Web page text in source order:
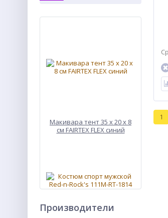
Макивара тент 35 х 20 х 8
см FAIRTEX FLEX синий
Производители
1